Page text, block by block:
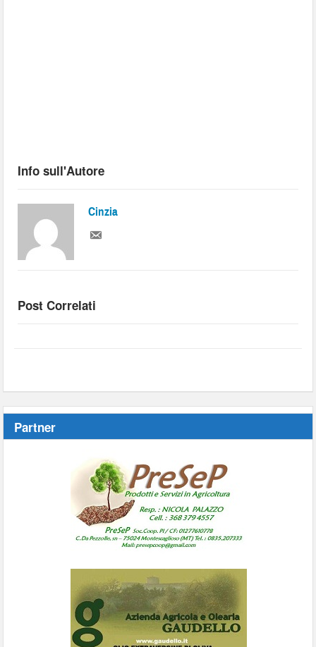
Info sull'Autore
Cinzia
Post Correlati
Partner